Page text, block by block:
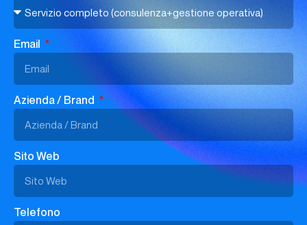
Email
Azienda / Brand
Sito Web
Telefono